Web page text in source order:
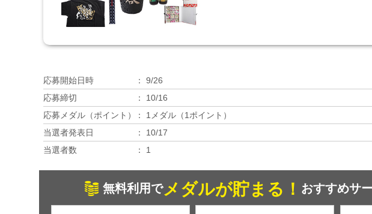
応募開始日時
9/26
応募締切
10/16
応募メダル（ポイント）
1メダル（1ポイント）
当選者発表日
10/17
当選者数
1
無料利用でメダルが貯まる！ おすすめサ